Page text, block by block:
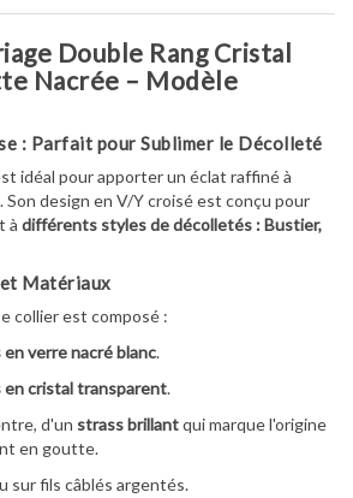
Double Rang Cristal
Nacrée – Modèle
: Parfait pour Sublimer le Décolleté
idéal pour apporter un éclat raffiné à
design en V/Y croisé est conçu pour
à différents styles de décolletés : Bustier,
Matériaux
collier est composé :
en verre nacré blanc.
en cristal transparent.
d'un strass brillantqui marque l'origine
en goutte.
sur fils câblés argentés.